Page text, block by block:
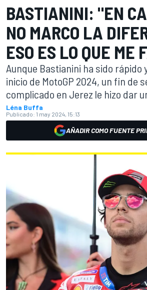
BASTIANINI: "EN
NO MARCO LA
ESO ES LO QUE ME
Aunque Bastianini ha sido rápido
inicio de MotoGP 2024, un fin de
complicado en Jerez le hizo dar
Léna Buffa
Publicado: 1 may 2024, 15:13
AÑADIR COMO FUENTE